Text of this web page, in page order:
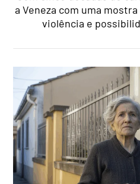
a Veneza com uma
violência e